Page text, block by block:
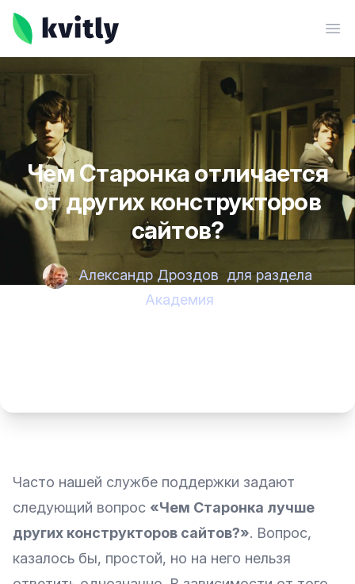
kvitly
Чем Старонка отличается
от других конструкторов
сайтов?
Александр Дроздов для раздела
Академия
Часто нашей службе поддержки задают
следующий вопрос «Чем Старонка лучше
других конструкторов сайтов?». Вопрос,
казалось бы, простой, но на него нельзя